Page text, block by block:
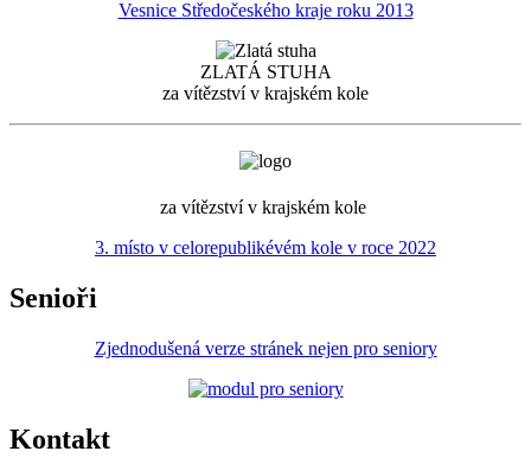
Vesnice Středočeského kraje roku 2013
ZLATÁ STUHA
za vítězství v krajském kole
za vítězství v krajském kole
3. místo v celorepublikévém kole v roce 2022
Senioři
Zjednodušená verze stránek nejen pro seniory
Kontakt